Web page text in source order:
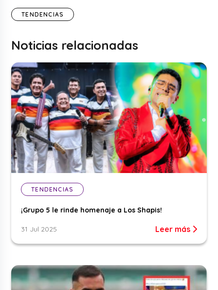
TENDENCIAS
Noticias relacionadas
TENDENCIAS
¡Grupo 5 le rinde homenaje a Los Shapis!
31 Jul 2025 Leer más